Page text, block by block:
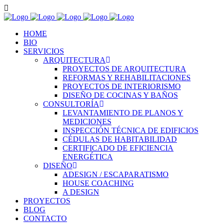
HOME
BIO
SERVICIOS
ARQUITECTURA
PROYECTOS DE ARQUITECTURA
REFORMAS Y REHABILITACIONES
PROYECTOS DE INTERIORISMO
DISEÑO DE COCINAS Y BAÑOS
CONSULTORÍA
LEVANTAMIENTO DE PLANOS Y
MEDICIONES
INSPECCIÓN TÉCNICA DE EDIFICIOS
CÉDULAS DE HABITABILIDAD
CERTIFICADO DE EFICIENCIA
ENERGÉTICA
DISEÑO
ADESIGN / ESCAPARATISMO
HOUSE COACHING
A DESIGN
PROYECTOS
BLOG
CONTACTO